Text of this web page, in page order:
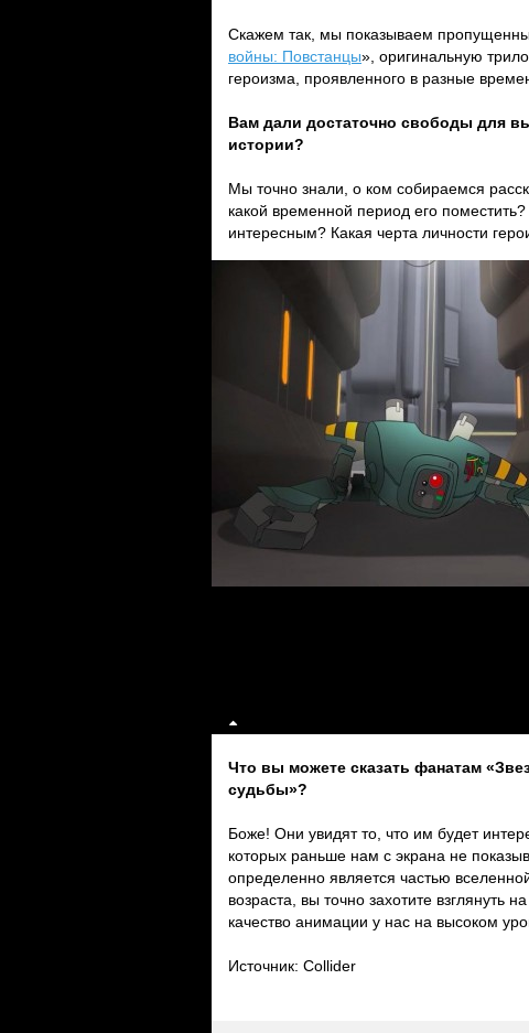
Скажем так, мы показываем
войны: Повстанцы», оригинальную
героизма, проявленного в разные
Вам дали достаточно свободы для
истории?
Мы точно знали, о ком собираемся
какой временной период его
интересным? Какая черта личности
Что вы можете сказать фанатам
судьбы»?
Боже! Они увидят то, что им будет
которых раньше нам с экрана не
определенно является частью
возраста, вы точно захотите взглянуть
качество анимации у нас на высоком
Источник: Collider